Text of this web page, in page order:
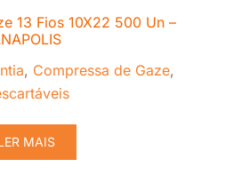
13 Fios 10X22 500 Un –
, Compressa de Gaze,
MAIS